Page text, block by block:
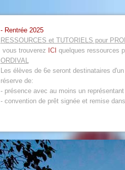
- Rentrée 2025
RESSOURCES et TUTORIELS pour
vous trouverez ICI quelques ressources
ORDIVAL
Les élèves de 6e seront destinataires
réserve de:
- présence avec au moins un
- convention de prêt signée et remise